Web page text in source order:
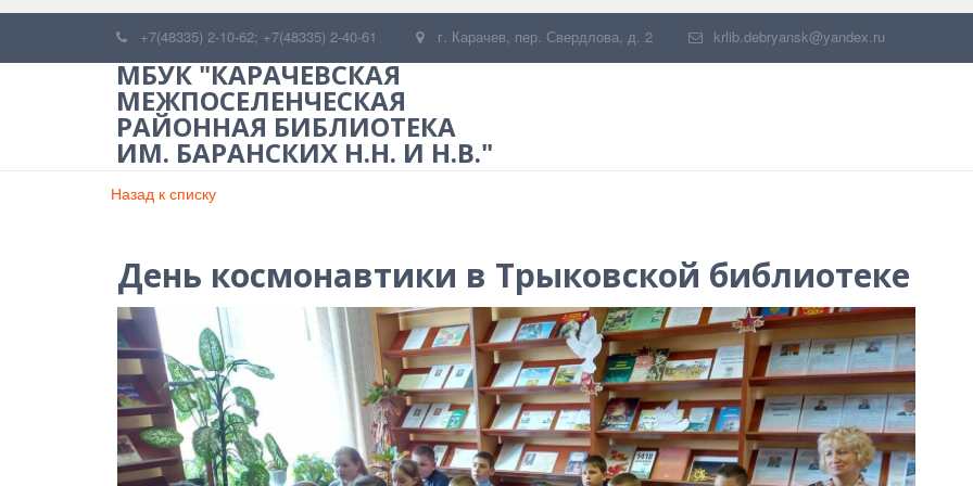
+7(48335) 2-10-62; +7(48335) 2-40-61 г. Карачев, пер. Свердлова, д. 2 krlib.debryansk@yandex.ru
МБУК "КАРАЧЕВСКАЯ
МЕЖПОСЕЛЕНЧЕСКАЯ
РАЙОННАЯ БИБЛИОТЕКА
ИМ. БАРАНСКИХ Н.Н. И Н.В."
Назад к списку
День космонавтики в Трыковской библиотеке